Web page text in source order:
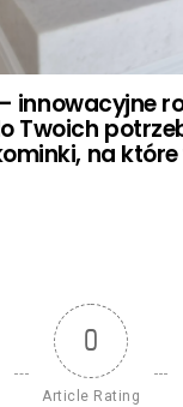
innowacyjne
Twoich
na
0
Article Rating